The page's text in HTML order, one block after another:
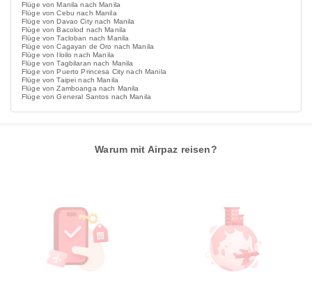
Flüge von Manila nach Manila
Flüge von Cebu nach Manila
Flüge von Davao City nach Manila
Flüge von Bacolod nach Manila
Flüge von Tacloban nach Manila
Flüge von Cagayan de Oro nach Manila
Flüge von Iloilo nach Manila
Flüge von Tagbilaran nach Manila
Flüge von Puerto Princesa City nach Manila
Flüge von Taipei nach Manila
Flüge von Zamboanga nach Manila
Flüge von General Santos nach Manila
Warum mit Airpaz reisen?